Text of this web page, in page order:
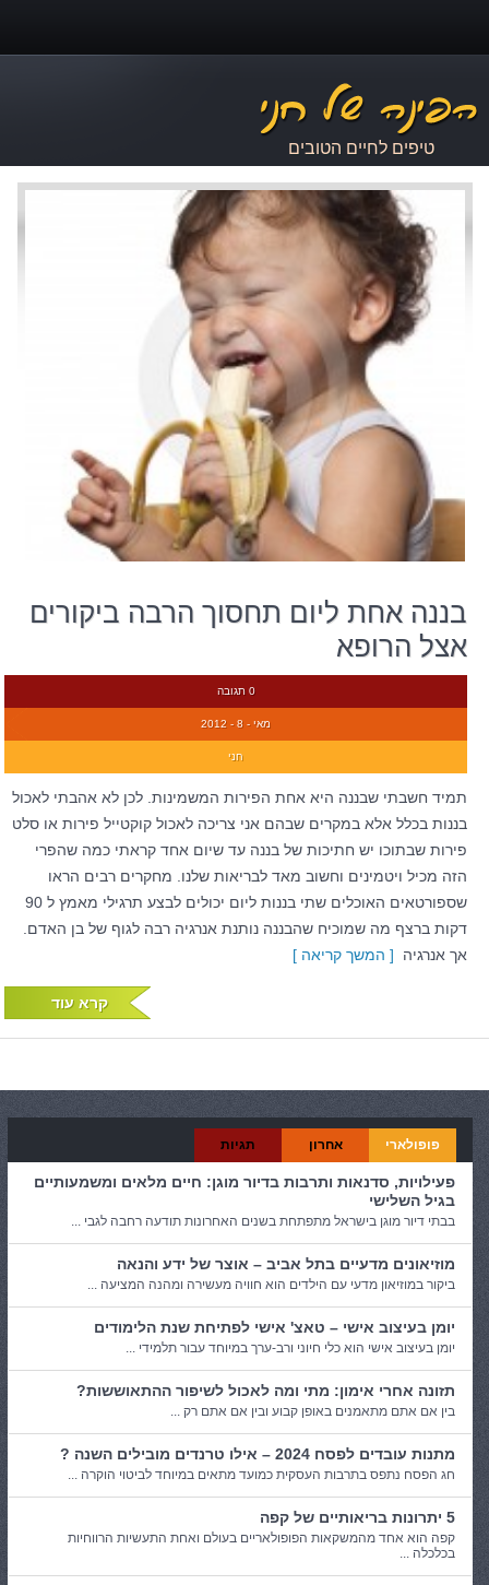
טיפים לחיים הטובים
בננה אחת ליום תחסוך הרבה ביקורים
אצל הרופא
0 תגובה
מאי - 8 - 2012
חני
תמיד חשבתי שבננה היא אחת הפירות המשמינות. לכן לא אהבתי לאכול
בננות בכלל אלא במקרים שבהם אני צריכה לאכול קוקטייל פירות או סלט
פירות שבתוכו יש חתיכות של בננה עד שיום אחד קראתי כמה שהפרי
הזה מכיל ויטמינים וחשוב מאד לבריאות שלנו. מחקרים רבים הראו
שספורטאים האוכלים שתי בננות ליום יכולים לבצע תרגילי מאמץ ל 90
דקות ברצף מה שמוכיח שהבננה נותנת אנרגיה רבה לגוף של בן האדם.
אך אנרגיה [ המשך קריאה ]
קרא עוד
פופולארי אחרון תגיות
פעילויות, סדנאות ותרבות בדיור מוגן: חיים מלאים ומשמעותיים
בגיל השלישי
בבתי דיור מוגן בישראל מתפתחת בשנים האחרונות תודעה רחבה לגבי ...
מוזיאונים מדעיים בתל אביב – אוצר של ידע והנאה
ביקור במוזיאון מדעי עם הילדים הוא חוויה מעשירה ומהנה המציעה ...
יומן בעיצוב אישי – טאצ' אישי לפתיחת שנת הלימודים
יומן בעיצוב אישי הוא כלי חיוני ורב-ערך במיוחד עבור תלמידי ...
תזונה אחרי אימון: מתי ומה לאכול לשיפור ההתאוששות?
בין אם אתם מתאמנים באופן קבוע ובין אם אתם רק ...
מתנות עובדים לפסח 2024 – אילו טרנדים מובילים השנה ?
חג הפסח נתפס בתרבות העסקית כמועד מתאים במיוחד לביטוי הוקרה ...
5 יתרונות בריאותיים של קפה
קפה הוא אחד מהמשקאות הפופולאריים בעולם ואחת התעשיות הרווחיות
בכלכלה ...